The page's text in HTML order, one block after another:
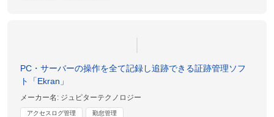
PC・サーバーの操作を全て記録し追跡できる証跡管理ソフ
ト「Ekran」
メーカー名: ジュピターテクノロジー
アクセスログ管理 勤怠管理